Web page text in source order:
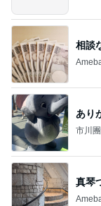
相談
あり
市川
真琴